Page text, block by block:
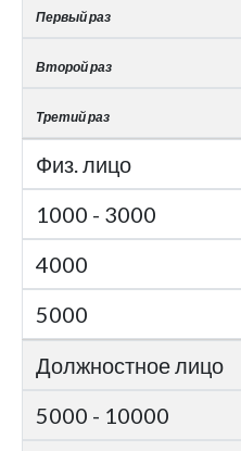
Первый раз
Второй раз
Третий раз
Физ. лицо
1000 - 3000
4000
5000
Должностное лицо
5000 - 10000